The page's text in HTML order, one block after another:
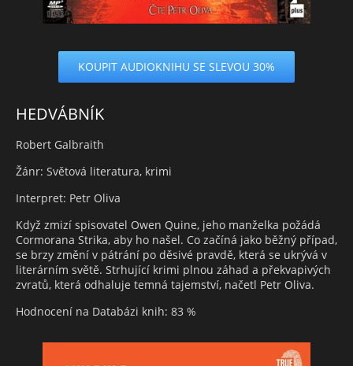
KOUPIT AUDIOKNIHU SE SLEVOU 30%
HEDVÁBNÍK
Robert Galbraith
Žánr: Světová literatura, krimi
Interpret: Petr Oliva
Když zmizí spisovatel Owen Quine, jeho manželka požádá
Cormorana Strika, aby ho našel. Co začíná jako běžný případ,
se brzy změní v pátrání po děsivé pravdě, která se ukrývá v
literárním světě. Strhující krimi plnou záhad a překvapivých
zvratů, která odhaluje temná tajemství, načetl Petr Oliva.
Hodnocení na Databázi knih: 83 %